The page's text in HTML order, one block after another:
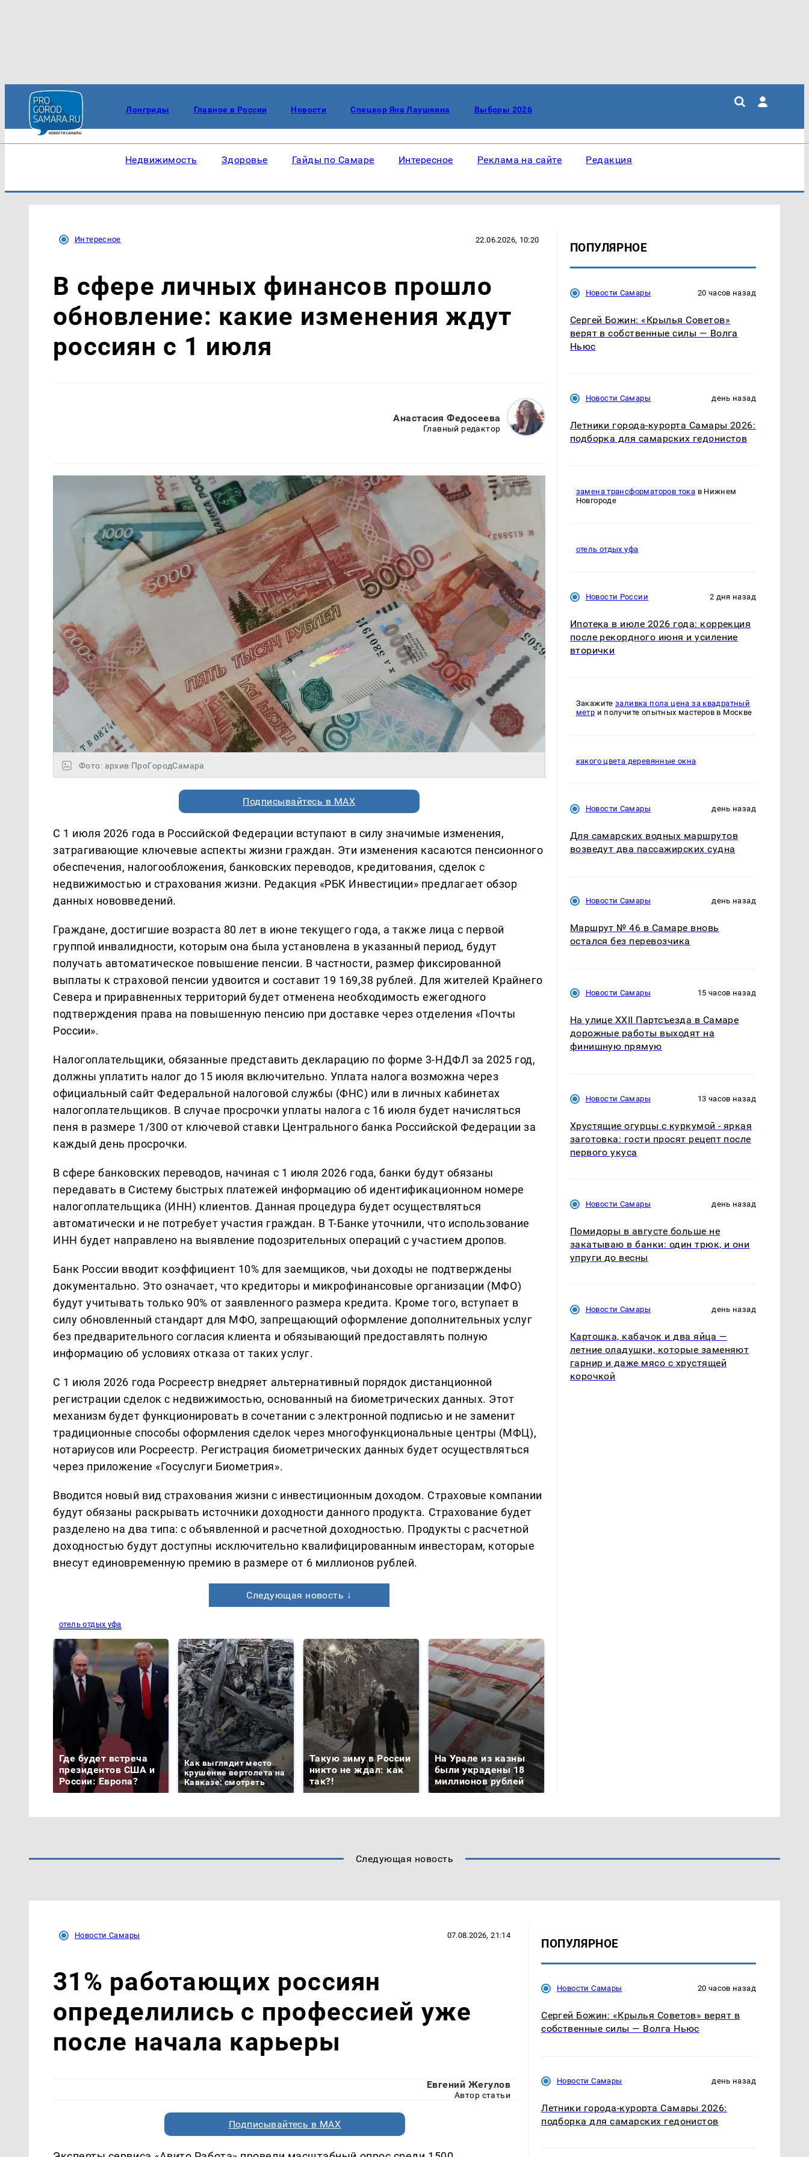
Лонгриды Главное в России Новости Спецкор Яна Лаушкина Выборы 2026
Недвижимость Здоровье Гайды по Самаре Интересное Реклама на сайте Редакция
Интересное 22.06.2026, 10:20
В сфере личных финансов прошло
обновление: какие изменения ждут
россиян с 1 июля
Анастасия Федосеева
Главный редактор
Фото: архив ПроГородСамара
Подписывайтесь в MAX
С 1 июля 2026 года в Российской Федерации вступают в силу значимые изменения,
затрагивающие ключевые аспекты жизни граждан. Эти изменения касаются пенсионного
обеспечения, налогообложения, банковских переводов, кредитования, сделок с
недвижимостью и страхования жизни. Редакция «РБК Инвестиции» предлагает обзор
данных нововведений.
Граждане, достигшие возраста 80 лет в июне текущего года, а также лица с первой
группой инвалидности, которым она была установлена в указанный период, будут
получать автоматическое повышение пенсии. В частности, размер фиксированной
выплаты к страховой пенсии удвоится и составит 19 169,38 рублей. Для жителей Крайнего
Севера и приравненных территорий будет отменена необходимость ежегодного
подтверждения права на повышенную пенсию при доставке через отделения «Почты
России».
Налогоплательщики, обязанные представить декларацию по форме 3-НДФЛ за 2025 год,
должны уплатить налог до 15 июля включительно. Уплата налога возможна через
официальный сайт Федеральной налоговой службы (ФНС) или в личных кабинетах
налогоплательщиков. В случае просрочки уплаты налога с 16 июля будет начисляться
пеня в размере 1/300 от ключевой ставки Центрального банка Российской Федерации за
каждый день просрочки.
В сфере банковских переводов, начиная с 1 июля 2026 года, банки будут обязаны
передавать в Систему быстрых платежей информацию об идентификационном номере
налогоплательщика (ИНН) клиентов. Данная процедура будет осуществляться
автоматически и не потребует участия граждан. В Т-Банке уточнили, что использование
ИНН будет направлено на выявление подозрительных операций с участием дропов.
Банк России вводит коэффициент 10% для заемщиков, чьи доходы не подтверждены
документально. Это означает, что кредиторы и микрофинансовые организации (МФО)
будут учитывать только 90% от заявленного размера кредита. Кроме того, вступает в
силу обновленный стандарт для МФО, запрещающий оформление дополнительных услуг
без предварительного согласия клиента и обязывающий предоставлять полную
информацию об условиях отказа от таких услуг.
С 1 июля 2026 года Росреестр внедряет альтернативный порядок дистанционной
регистрации сделок с недвижимостью, основанный на биометрических данных. Этот
механизм будет функционировать в сочетании с электронной подписью и не заменит
традиционные способы оформления сделок через многофункциональные центры (МФЦ),
нотариусов или Росреестр. Регистрация биометрических данных будет осуществляться
через приложение «Госуслуги Биометрия».
Вводится новый вид страхования жизни с инвестиционным доходом. Страховые компании
будут обязаны раскрывать источники доходности данного продукта. Страхование будет
разделено на два типа: с объявленной и расчетной доходностью. Продукты с расчетной
доходностью будут доступны исключительно квалифицированным инвесторам, которые
внесут единовременную премию в размере от 6 миллионов рублей.
Следующая новость ↓
отель отдых уфа
Где будет встреча
президентов США и
России: Европа?
Как выглядит место
крушение вертолета на
Кавказе: смотреть
Такую зиму в России
никто не ждал: как
так?!
На Урале из казны
были украдены 18
миллионов рублей
ПОПУЛЯРНОЕ
Новости Самары 20 часов назад
Сергей Божин: «Крылья Советов»
верят в собственные силы — Волга
Ньюс
Новости Самары день назад
Летники города-курорта Самары 2026:
подборка для самарских гедонистов
замена трансформаторов тока в Нижнем
Новгороде
отель отдых уфа
Новости России 2 дня назад
Ипотека в июле 2026 года: коррекция
после рекордного июня и усиление
вторички
Закажитезаливка пола цена за квадратный
метр и получите опытных мастеров в Москве
какого цвета деревянные окна
Новости Самары день назад
Для самарских водных маршрутов
возведут два пассажирских судна
Новости Самары день назад
Маршрут № 46 в Самаре вновь
остался без перевозчика
Новости Самары 15 часов назад
На улице XXII Партсъезда в Самаре
дорожные работы выходят на
финишную прямую
Новости Самары 13 часов назад
Хрустящие огурцы с куркумой - яркая
заготовка: гости просят рецепт после
первого укуса
Новости Самары день назад
Помидоры в августе больше не
закатываю в банки: один трюк, и они
упруги до весны
Новости Самары день назад
Картошка, кабачок и два яйца —
летние оладушки, которые заменяют
гарнир и даже мясо с хрустящей
корочкой
Следующая новость
Новости Самары 07.08.2026, 21:14
31% работающих россиян
определились с профессией уже
после начала карьеры
Евгений Жегулов
Автор статьи
Подписывайтесь в MAX
ПОПУЛЯРНОЕ
Новости Самары 20 часов назад
Сергей Божин: «Крылья Советов» верят в
собственные силы — Волга Ньюс
Новости Самары день назад
Летники города-курорта Самары 2026:
подборка для самарских гедонистов